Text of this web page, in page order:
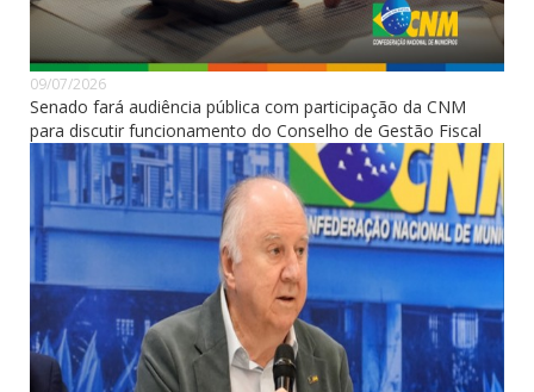
09/07/2026
Senado fará audiência pública com participação da CNM
para discutir funcionamento do Conselho de Gestão Fiscal